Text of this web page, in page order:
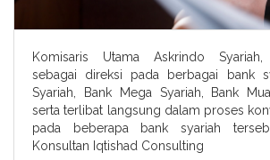
Komisaris Utama Askrindo Syariah,
sebagai direksi pada berbagai bank
Syariah, Bank Mega Syariah, Bank
serta terlibat langsung dalam proses
pada beberapa bank syariah
Konsultan Iqtishad Consulting